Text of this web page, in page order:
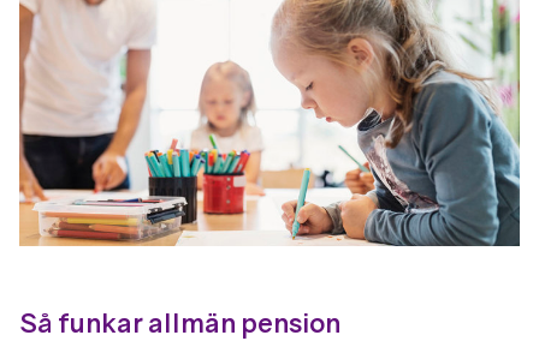
Så funkar allmän pension